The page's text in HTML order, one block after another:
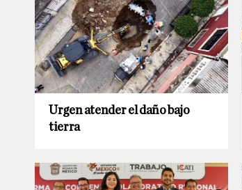
Urgen atender el daño bajo
tierra